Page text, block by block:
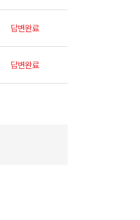
답변완료
답변완료